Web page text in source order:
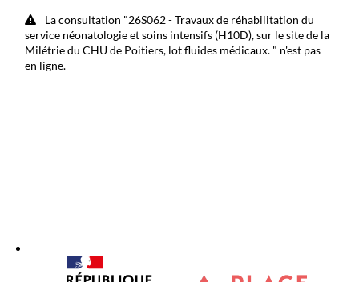
La consultation "26S062 - Travaux de réhabilitation du
service néonatologie et soins intensifs (H10D), sur le site de la
Milétrie du CHU de Poitiers, lot fluides médicaux. " n'est pas
en ligne.